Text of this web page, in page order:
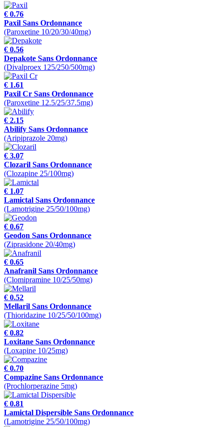
€ 0.76
Paxil Sans Ordonnance
(Paroxetine 10/20/30/40mg)
€ 0.56
Depakote Sans Ordonnance
(Divalproex 125/250/500mg)
€ 1.61
Paxil Cr Sans Ordonnance
(Paroxetine 12.5/25/37.5mg)
€ 2.15
Abilify Sans Ordonnance
(Aripiprazole 20mg)
€ 3.07
Clozaril Sans Ordonnance
(Clozapine 25/100mg)
€ 1.07
Lamictal Sans Ordonnance
(Lamotrigine 25/50/100mg)
€ 0.67
Geodon Sans Ordonnance
(Ziprasidone 20/40mg)
€ 0.65
Anafranil Sans Ordonnance
(Clomipramine 10/25/50mg)
€ 0.52
Mellaril Sans Ordonnance
(Thioridazine 10/25/50/100mg)
€ 0.82
Loxitane Sans Ordonnance
(Loxapine 10/25mg)
€ 0.70
Compazine Sans Ordonnance
(Prochlorperazine 5mg)
€ 0.81
Lamictal Dispersible Sans Ordonnance
(Lamotrigine 25/50/100mg)